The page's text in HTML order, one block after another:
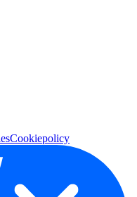
Cookiepolicy